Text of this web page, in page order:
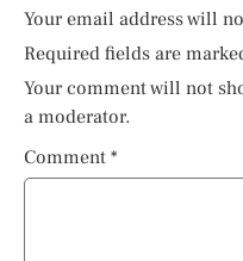
Your email address will
Required fields are
Your comment will not
a moderator.
Comment *